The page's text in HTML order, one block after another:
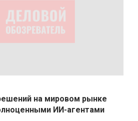
на мировом рынке
ИИ-агентами